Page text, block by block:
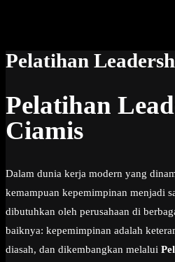
Pelatihan
Pelatihan
Ciamis
Dalam dunia kerja modern yang
kemampuan kepemimpinan menjadi
dibutuhkan oleh perusahaan di
baiknya: kepemimpinan adalah
diasah, dan dikembangkan melalui